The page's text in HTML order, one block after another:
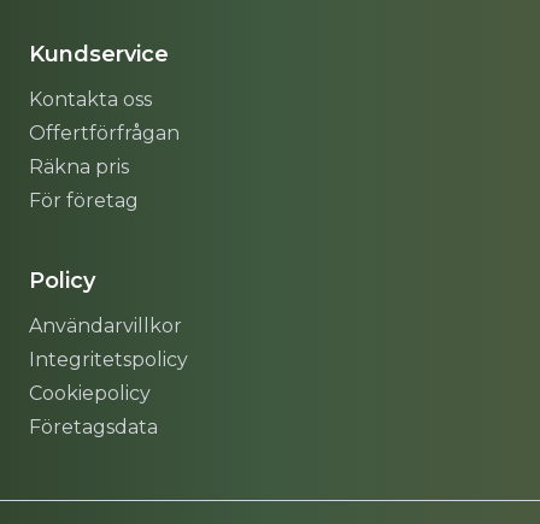
Kundservice
Kontakta oss
Offertförfrågan
Räkna pris
För företag
Policy
Användarvillkor
Integritetspolicy
Cookiepolicy
Företagsdata